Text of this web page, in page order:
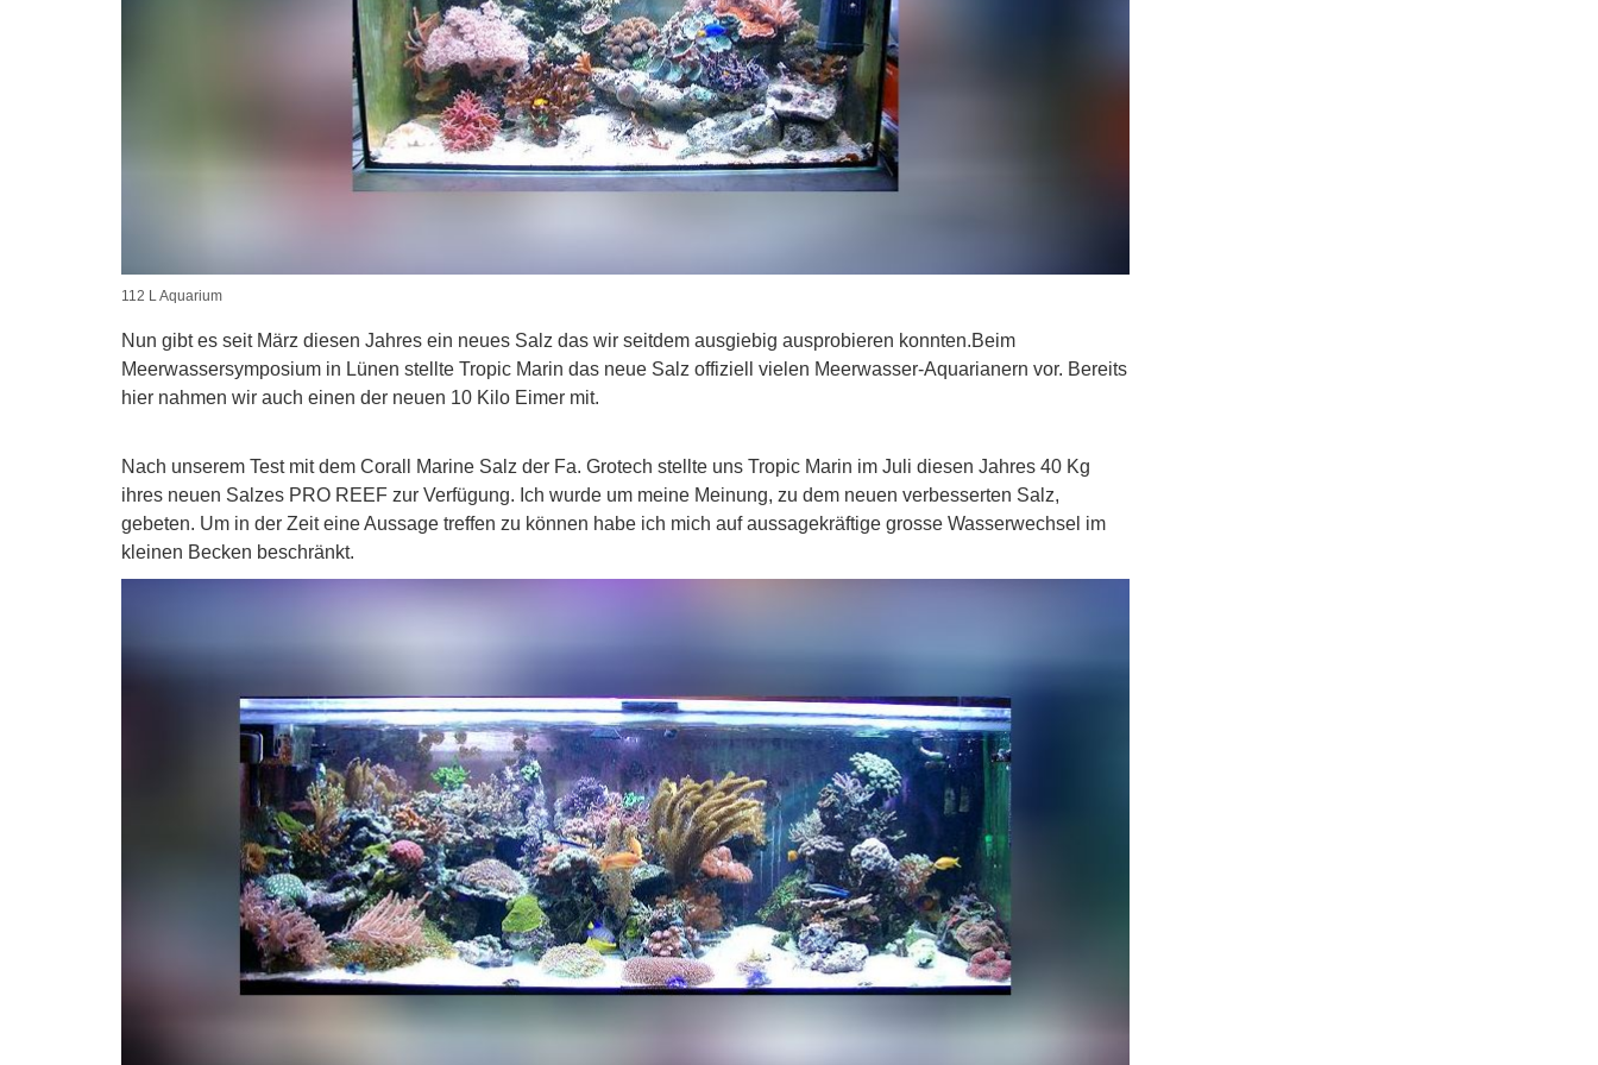
112 L Aquarium
Nun gibt es seit März diesen Jahres ein neues Salz das wir seitdem ausgiebig ausprobieren konnten.Beim
Meerwassersymposium in Lünen stellte Tropic Marin das neue Salz offiziell vielen Meerwasser-Aquarianern vor. Bereits
hier nahmen wir auch einen der neuen 10 Kilo Eimer mit.
Nach unserem Test mit dem Corall Marine Salz der Fa. Grotech stellte uns Tropic Marin im Juli diesen Jahres 40 Kg
ihres neuen Salzes PRO REEF zur Verfügung. Ich wurde um meine Meinung, zu dem neuen verbesserten Salz,
gebeten. Um in der Zeit eine Aussage treffen zu können habe ich mich auf aussagekräftige grosse Wasserwechsel im
kleinen Becken beschränkt.